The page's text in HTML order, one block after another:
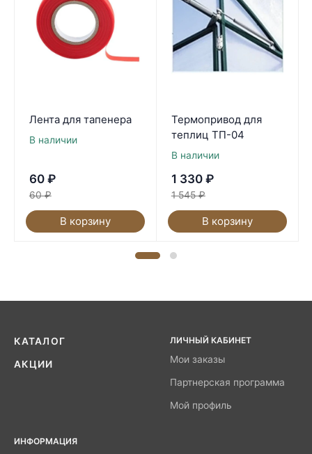
Лента для тапенера
В наличии
60 ₽
60 ₽
В корзину
Термопривод для
теплиц ТП-04
В наличии
1 330 ₽
1 545 ₽
В корзину
КАТАЛОГ
АКЦИИ
ЛИЧНЫЙ КАБИНЕТ
Мои заказы
Партнерская программа
Мой профиль
ИНФОРМАЦИЯ